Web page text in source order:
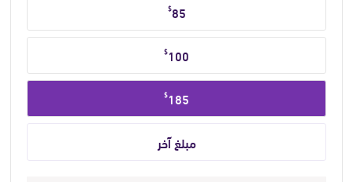
التبرع
$85
$100
$185